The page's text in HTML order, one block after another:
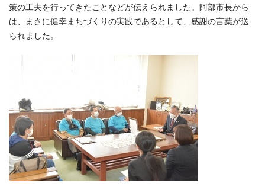
策の工夫を行ってきたことなどが伝えられました。阿部市長から
は、まさに健幸まちづくりの実践であるとして、感謝の言葉が送
られました。